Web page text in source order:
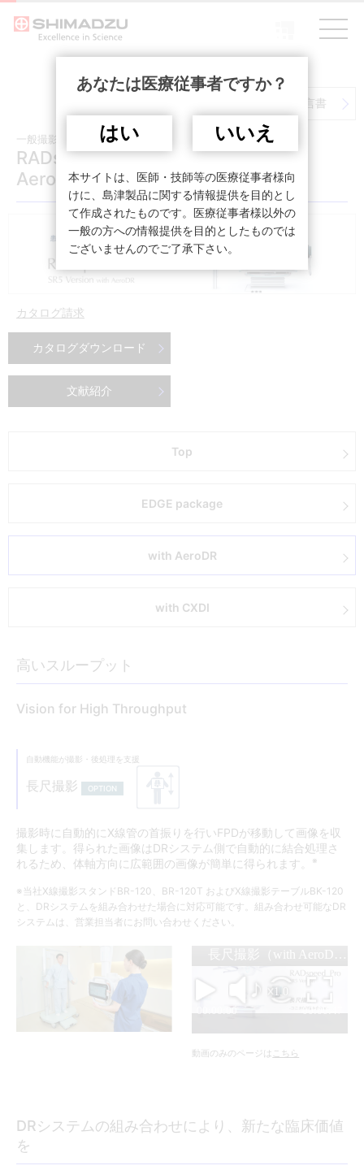
DICOM適合性宣言書
一般撮影システム
RADspeed Pro™ SR5 Version with
AeroDR
カタログ請求
カタログダウンロード
文献紹介
Top
EDGE package
with AeroDR
with CXDI
高いスループット
Vision for High Throughput
自動機能が撮影・後処理を支援
長尺撮影 OPTION
撮影時に自動的にX線管の首振りを行いFPDが移動して画像を収
集します。得られた画像はDRシステム側で自動的に結合処理さ
れるため、体軸方向に広範囲の画像が簡単に得られます。
※
※当社X線撮影スタンドBR-120、BR-120T およびX線撮影テーブルBK-120
と、DRシステムを組み合わせた場合に対応可能です。組み合わせ可能なDR
システムは、営業担当者にお問い合わせください。
動画のみのページは こちら
DRシステムの組み合わせにより、新たな臨床価値
を
あなたは医療従事者ですか？
はい いいえ
本サイトは、医師・技師等の医療従事者様向
けに、島津製品に関する情報提供を目的とし
て作成されたものです。医療従事者様以外の
一般の方への情報提供を目的としたものでは
ございませんのでご了承下さい。